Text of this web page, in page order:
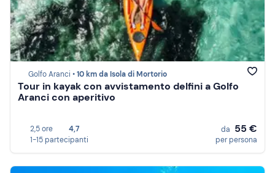
Golfo Aranci •10 km da Isola di Mortorio
Tour in kayak con avvistamento delfini a Golfo
Aranci con aperitivo
2,5 ore
4,7
1-15 partecipanti
da 55 €
per persona